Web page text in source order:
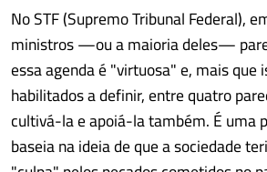
No STF (Supremo Tribunal Federal),
ministros —ou a maioria deles—
essa agenda é "virtuosa" e, mais que
habilitados a definir, entre quatro
cultivá-la e apoiá-la também. É uma
baseia na ideia de que a sociedade